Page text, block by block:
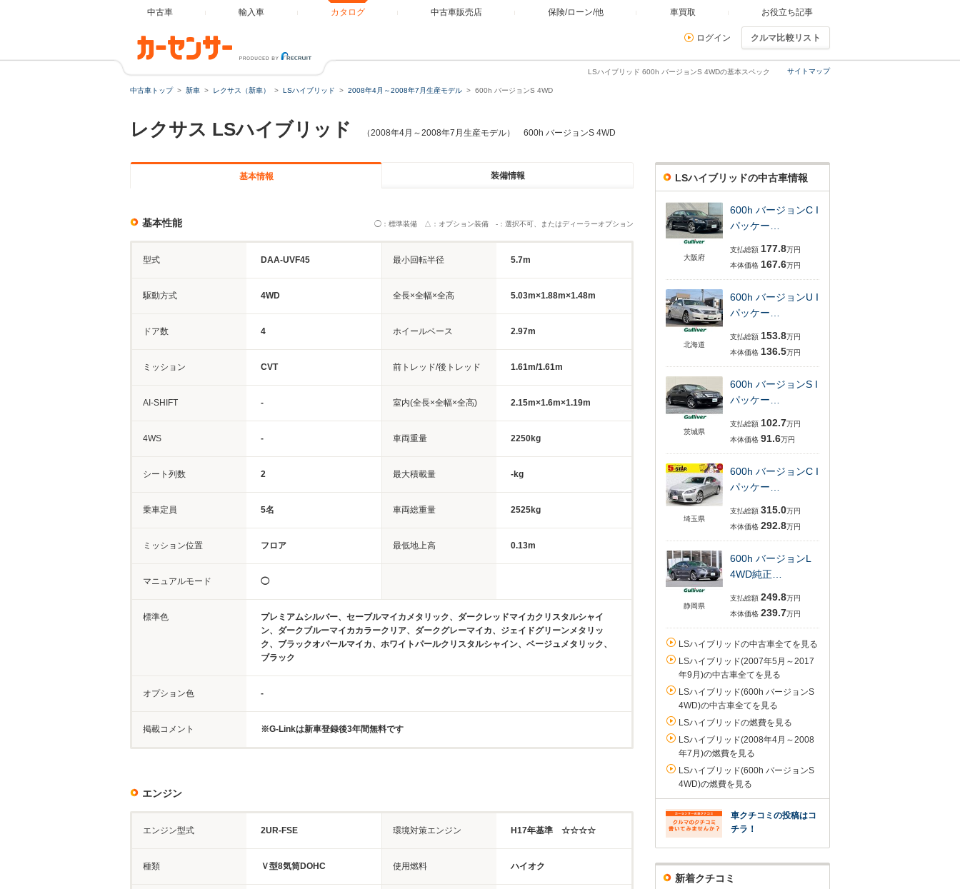
中古車 輸入車 カタログ 中古車販売店 保険/ローン/他 車買取 お役立ち記事
ログイン クルマ比較リスト
サイトマップ
LSハイブリッド 600h バージョンS 4WDの基本スペック
中古車トップ 新車 レクサス（新車） LSハイブリッド 2008年4月～2008年7月生産モデル 600h バージョンS 4WD
レクサス LSハイブリッド （2008年4月～2008年7月生産モデル） 600h バージョンS 4WD
基本情報 装備情報
基本性能 ◯：標準装備 △：オプション装備 -：選択不可、またはディーラーオプション
型式 DAA-UVF45 最小回転半径 5.7m
駆動方式 4WD 全長×全幅×全高 5.03m×1.88m×1.48m
ドア数 4 ホイールベース 2.97m
ミッション CVT 前トレッド/後トレッド 1.61m/1.61m
AI-SHIFT - 室内(全長×全幅×全高) 2.15m×1.6m×1.19m
4WS - 車両重量 2250kg
シート列数 2 最大積載量 -kg
乗車定員 5名 車両総重量 2525kg
ミッション位置 フロア 最低地上高 0.13m
マニュアルモード ◯
標準色
プレミアムシルバー、セーブルマイカメタリック、ダークレッドマイカクリスタルシャイ
ン、ダークブルーマイカカラークリア、ダークグレーマイカ、ジェイドグリーンメタリッ
ク、ブラックオパールマイカ、ホワイトパールクリスタルシャイン、ベージュメタリック、
ブラック
オプション色 -
掲載コメント ※G-Linkは新車登録後3年間無料です
エンジン
エンジン型式 2UR-FSE 環境対策エンジン H17年基準 ☆☆☆☆
種類 Ｖ型8気筒DOHC 使用燃料 ハイオク
LSハイブリッドの中古車情報
大阪府
600h バージョンC I
パッケー…
支払総額 177.8万円
本体価格 167.6万円
北海道
600h バージョンU I
パッケー…
支払総額 153.8万円
本体価格 136.5万円
茨城県
600h バージョンS I
パッケー…
支払総額 102.7万円
本体価格 91.6万円
埼玉県
600h バージョンC I
パッケー…
支払総額 315.0万円
本体価格 292.8万円
静岡県
600h バージョンL
4WD純正…
支払総額 249.8万円
本体価格 239.7万円
LSハイブリッドの中古車全てを見る
LSハイブリッド(2007年5月～2017
年9月)の中古車全てを見る
LSハイブリッド(600h バージョンS
4WD)の中古車全てを見る
LSハイブリッドの燃費を見る
LSハイブリッド(2008年4月～2008
年7月)の燃費を見る
LSハイブリッド(600h バージョンS
4WD)の燃費を見る
車クチコミの投稿はコ
チラ！
新着クチコミ